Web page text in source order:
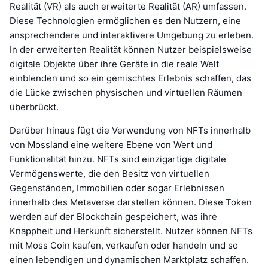
Realität (VR) als auch erweiterte Realität (AR) umfassen.
Diese Technologien ermöglichen es den Nutzern, eine
ansprechendere und interaktivere Umgebung zu erleben.
In der erweiterten Realität können Nutzer beispielsweise
digitale Objekte über ihre Geräte in die reale Welt
einblenden und so ein gemischtes Erlebnis schaffen, das
die Lücke zwischen physischen und virtuellen Räumen
überbrückt.
Darüber hinaus fügt die Verwendung von NFTs innerhalb
von Mossland eine weitere Ebene von Wert und
Funktionalität hinzu. NFTs sind einzigartige digitale
Vermögenswerte, die den Besitz von virtuellen
Gegenständen, Immobilien oder sogar Erlebnissen
innerhalb des Metaverse darstellen können. Diese Token
werden auf der Blockchain gespeichert, was ihre
Knappheit und Herkunft sicherstellt. Nutzer können NFTs
mit Moss Coin kaufen, verkaufen oder handeln und so
einen lebendigen und dynamischen Marktplatz schaffen.